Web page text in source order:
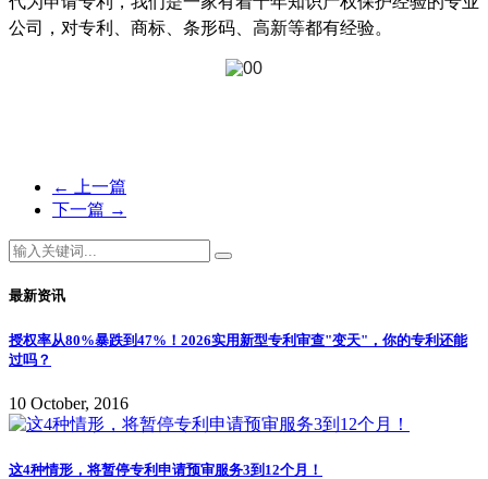
公司，对专利、商标、条形码、高新等都有经验。
←
上一篇
下一篇 →
最新资讯
授权率从80%暴跌到47%！2026实用新型专利审查"变天"，你的专利还能
过吗？
10 October, 2016
这4种情形，将暂停专利申请预审服务3到12个月！